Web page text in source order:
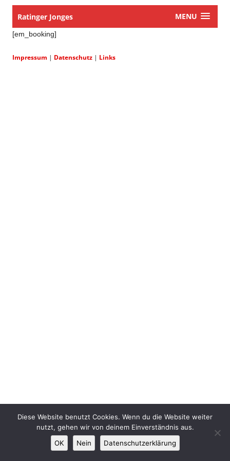
Ratinger Jonges MENU
[em_booking]
Impressum | Datenschutz | Links
Diese Website benutzt Cookies. Wenn du die Website weiter
nutzt, gehen wir von deinem Einverständnis aus.
OK
Nein Datenschutzerklärung